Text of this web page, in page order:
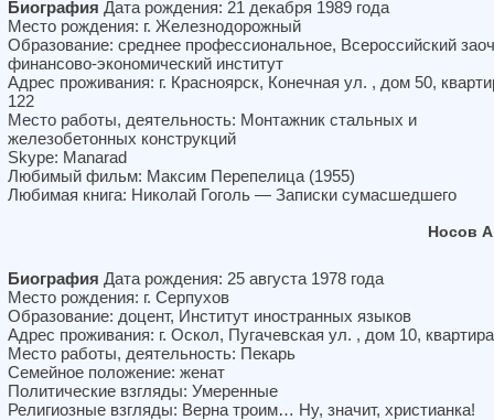
Биография Дата рождения: 21 декабря 1989 года
Место рождения: г. Железнодорожный
Образование: среднее профессиональное, Всероссийский
финансово-экономический институт
Адрес проживания: г. Красноярск, Конечная ул. , дом 50,
122
Место работы, деятельность: Монтажник стальных и
железобетонных конструкций
Skype: Manarad
Любимый фильм: Максим Перепелица (1955)
Любимая книга: Николай Гоголь — Записки сумасшедшего
Носов
Биография Дата рождения: 25 августа 1978 года
Место рождения: г. Серпухов
Образование: доцент, Институт иностранных языков
Адрес проживания: г. Оскол, Пугачевская ул. , дом 10,
Место работы, деятельность: Пекарь
Семейное положение: женат
Политические взгляды: Умеренные
Религиозные взгляды: Верна троим… Ну, значит, христианка!